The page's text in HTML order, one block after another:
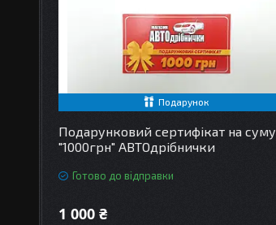
Подарунок
Подарунковий сертифікат на суму
"1000грн" АВТОдрібнички
Готово до відправки
1 000 ₴